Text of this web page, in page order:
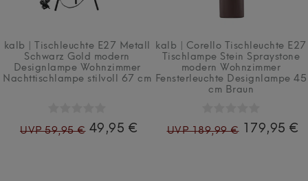
kalb | Tischleuchte E27 Metall
Schwarz Gold modern
Designlampe Wohnzimmer
Nachttischlampe stilvoll 67 cm
UVP 59,95 € 49,95 €
kalb | Corello Tischleuchte E27
Tischlampe Stein Spraystone
modern Wohnzimmer
Fensterleuchte Designlampe 45
cm Braun
UVP 189,99 € 179,95 €